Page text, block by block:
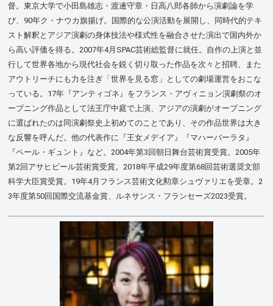
督。東京大学で小田島雄志・渡邊守章・日高八郎各師から演劇論を学
び、90年ク・ナウカ旗揚げ。国際的な公演活動を展開し、同時代的テキ
スト解釈とアジア演劇の身体技法や様式性を融合させた演出で国内外か
ら高い評価を得る。2007年4月SPAC芸術総監督に就任。自作の上演と並
行して世界各地から現代社会を鋭く切り取った作品を次々と招聘、また
アウトリーチにも力を注ぎ「世界を見る窓」としての劇場運営をおこな
っている。17年『アンティゴネ』をフランス・アヴィニョン演劇祭のオ
ープニング作品として法王庁中庭で上演、アジアの演劇がオープニング
に選ばれたのは同演劇祭史上初めてのことであり、その作品世界は大き
な反響を呼んだ。他の代表作に『王女メデイア』『マハーバーラタ』
『ペール・ギュント』など。2004年第3回朝日舞台芸術賞受賞。2005年
第2回アサヒビール芸術賞受賞。2018年平成29年度第68回芸術選奨文部
科学大臣賞受賞。19年4月フランス芸術文化勲章シュヴァリエを受章。2
3年度第50回国際交流基金賞、ルネサンス・フランセーズ2023受賞。